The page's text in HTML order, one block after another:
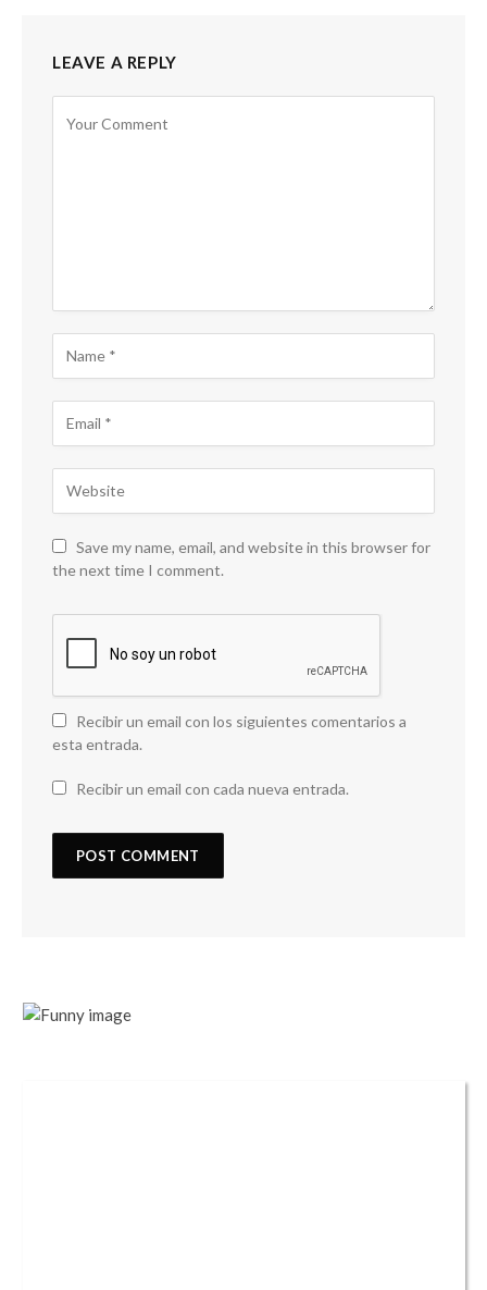
LEAVE A REPLY
Save my name, email, and website in this browser for
the next time I comment.
Recibir un email con los siguientes comentarios a
esta entrada.
Recibir un email con cada nueva entrada.